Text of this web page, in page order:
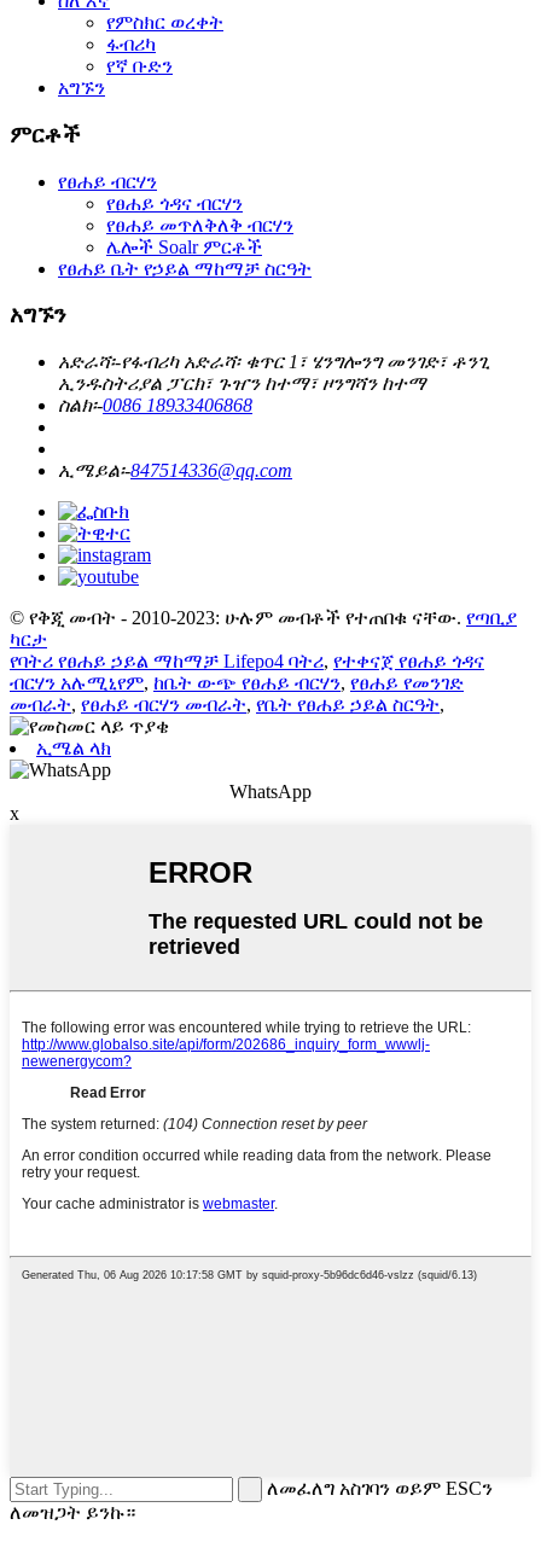
የምስክር ወረቀት
ፋብሪካ
የኛ ቡድን
አግኙን
ምርቶች
የፀሐይ ብርሃን
የፀሐይ ጎዳና ብርሃን
የፀሐይ መጥለቅለቅ ብርሃን
ሌሎች Soalr ምርቶች
የፀሐይ ቤት የኃይል ማከማቻ ስርዓት
አግኙን
አድራሻ፡-የፋብሪካ አድራሻ፡ ቁጥር 1፣ ሄንግሎንግ መንገድ፣ ቶንጊ
ኢንዱስትሪያል ፓርክ፣ ጉዠን ከተማ፣ ዞንግሻን ከተማ
ስልክ፡-0086 18933406868
ኢሜይል፡-847514336@qq.com
© የቅጂ መብት - 2010-2023: ሁሉም መብቶች የተጠበቁ ናቸው. የጣቢያ
ካርታ
የባትሪ የፀሐይ ኃይል ማከማቻ Lifepo4 ባትሪ, የተቀናጀ የፀሐይ ጎዳና
ብርሃን አሉሚኒየም, ከቤት ውጭ የፀሐይ ብርሃን, የፀሐይ የመንገድ
መብራት, የፀሐይ ብርሃን መብራት, የቤት የፀሐይ ኃይል ስርዓት,
ኢሜል ላክ
WhatsApp
x
ለመፈለግ አስገባን ወይም ESCን
ለመዝጋት ይንኩ።